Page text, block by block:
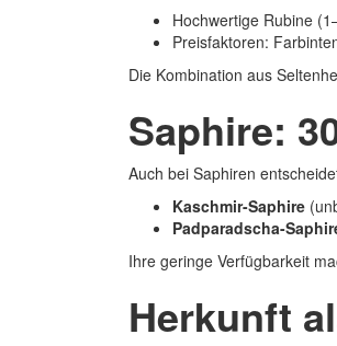
Hochwertige Rubine
Preisfaktoren:
Die Kombination aus
Saphire:
Auch bei Saphiren
Kaschmir-Saphire
Padparadscha-
Ihre geringe Verfügbarkeit
Herkunft